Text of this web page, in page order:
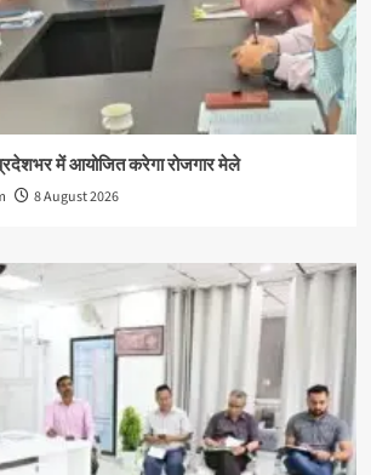
प्रदेशभर में आयोजित करेगा रोजगार मेले
8 August 2026